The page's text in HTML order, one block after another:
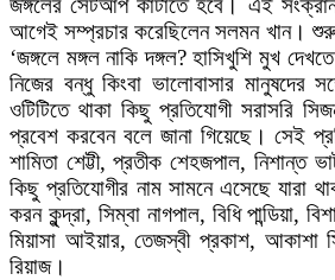
জঙ্গলের সেটআপ কাটাতে হবে। এই
আগেই সম্প্রচার করেছিলেন সলমন খান।
‘জঙ্গলে মঙ্গল নাকি দঙ্গল? হাসিখুশি মুখ
নিজের বন্ধু কিংবা ভালোবাসার মানুষদের
ওটিটিতে থাকা কিছু প্রতিযোগী সরাসরি
প্রবেশ করবেন বলে জানা গিয়েছে। সেই
শামিতা শেট্টী, প্রতীক শেহজপাল, নিশান্ত
কিছু প্রতিযোগীর নাম সামনে এসেছে যারা
করন কুন্দ্রা, সিম্বা নাগপাল, বিধি পান্ডিয়া,
মিয়াসা আইয়ার, তেজস্বী প্রকাশ, আকাশা
রিয়াজ।